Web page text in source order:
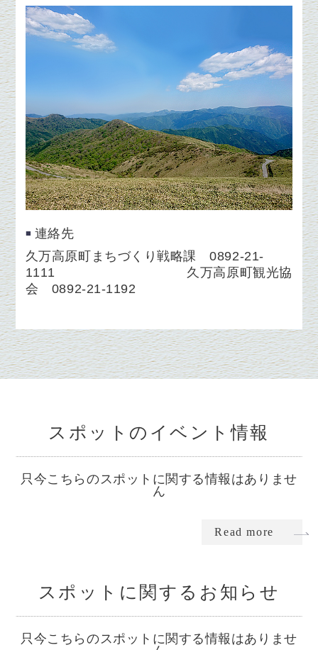
連絡先
久万高原町まちづくり戦略課 0892-21-
1111 久万高原町観光協
会 0892-21-1192
スポットのイベント情報
只今こちらのスポットに関する情報はありませ
ん
Read more
スポットに関するお知らせ
只今こちらのスポットに関する情報はありませ